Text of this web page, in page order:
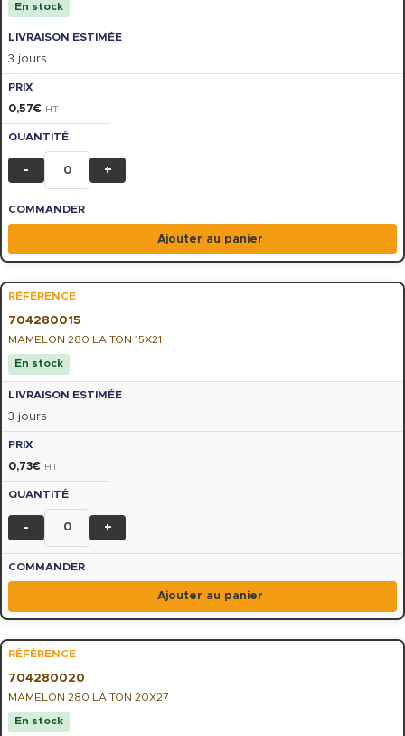
En stock
3 jours
0,57€ HT
- +
Ajouter au panier
704280015
MAMELON 280 LAITON 15X21
En stock
3 jours
0,73€ HT
- +
Ajouter au panier
704280020
MAMELON 280 LAITON 20X27
En stock